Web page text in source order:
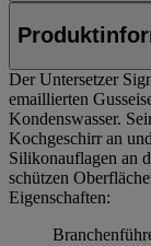
Der Untersetzer
emaillierten
Kondenswasser.
Kochgeschirr an
Silikonauflagen an
schützen
Eigenschaften: